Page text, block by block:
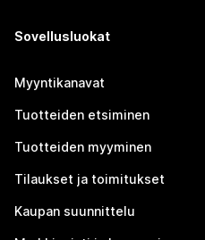
Sovellusluokat
Myyntikanavat
Tuotteiden etsiminen
Tuotteiden myyminen
Tilaukset ja toimitukset
Kaupan suunnittelu